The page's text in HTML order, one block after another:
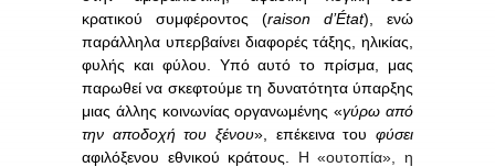
κρατικού συμφέροντος (raison d’État), ενώ
παράλληλα υπερβαίνει διαφορές τάξης, ηλικίας,
φυλής και φύλου. Υπό αυτό το πρίσμα, μας
παρωθεί να σκεφτούμε τη δυνατότητα ύπαρξης
μιας άλλης κοινωνίας οργανωμένης «γύρω από
την αποδοχή του ξένου», επέκεινα του φύσει
αφιλόξενου εθνικού κράτους. Η «ουτοπία», η